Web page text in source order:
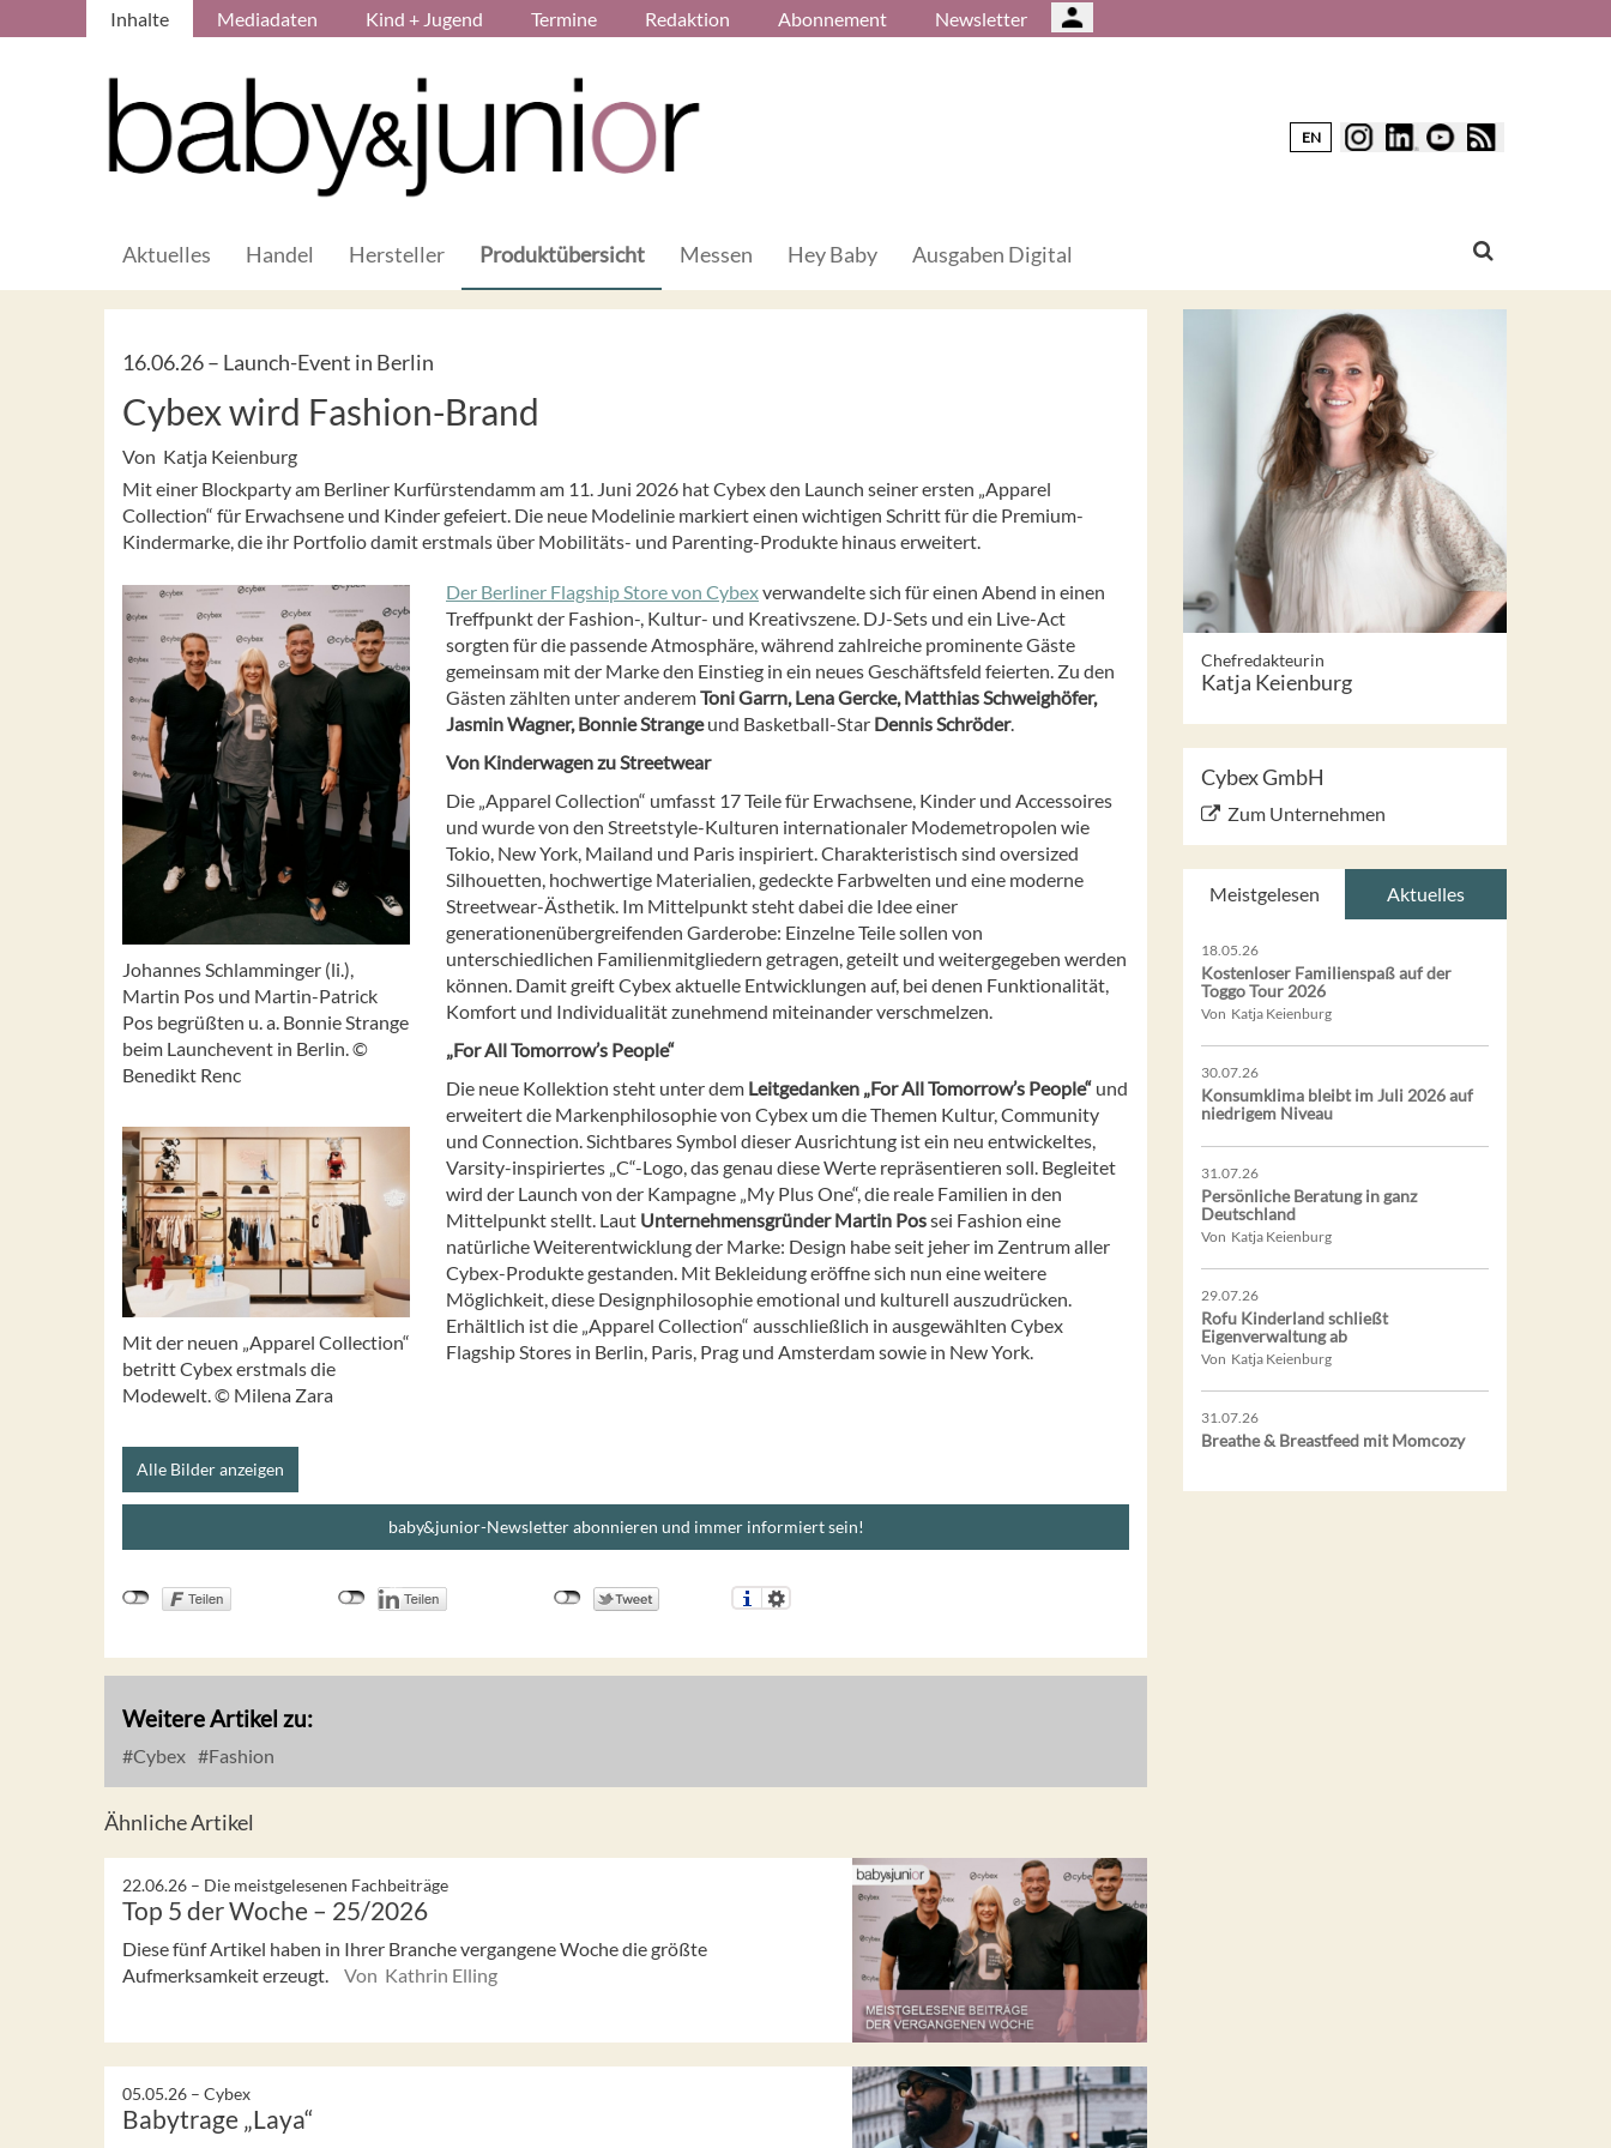
Inhalte Mediadaten Kind + Jugend Termine Redaktion Abonnement Newsletter
EN
Aktuelles Handel Hersteller Produktübersicht Messen Hey Baby Ausgaben Digital
16.06.26 – Launch-Event in Berlin
Cybex wird Fashion-Brand
Von Katja Keienburg
Mit einer Blockparty am Berliner Kurfürstendamm am 11. Juni 2026 hat Cybex den Launch seiner ersten „Apparel
Collection“ für Erwachsene und Kinder gefeiert. Die neue Modelinie markiert einen wichtigen Schritt für die Premium-
Kindermarke, die ihr Portfolio damit erstmals über Mobilitäts- und Parenting-Produkte hinaus erweitert.
Johannes Schlamminger (li.),
Martin Pos und Martin-Patrick
Pos begrüßten u. a. Bonnie Strange
beim Launchevent in Berlin. ©
Benedikt Renc
Mit der neuen „Apparel Collection“
betritt Cybex erstmals die
Modewelt. © Milena Zara
Alle Bilder anzeigen
Der Berliner Flagship Store von Cybexverwandelte sich für einen Abend in einen
Treffpunkt der Fashion-, Kultur- und Kreativszene. DJ-Sets und ein Live-Act
sorgten für die passende Atmosphäre, während zahlreiche prominente Gäste
gemeinsam mit der Marke den Einstieg in ein neues Geschäftsfeld feierten. Zu den
Gästen zählten unter anderemToni Garrn, Lena Gercke, Matthias Schweighöfer,
Jasmin Wagner, Bonnie Strangeund Basketball-Star Dennis Schröder.
Von Kinderwagen zu Streetwear
Die „Apparel Collection“ umfasst 17 Teile für Erwachsene, Kinder und Accessoires
und wurde von den Streetstyle-Kulturen internationaler Modemetropolen wie
Tokio, New York, Mailand und Paris inspiriert. Charakteristisch sind oversized
Silhouetten, hochwertige Materialien, gedeckte Farbwelten und eine moderne
Streetwear-Ästhetik. Im Mittelpunkt steht dabei die Idee einer
generationenübergreifenden Garderobe: Einzelne Teile sollen von
unterschiedlichen Familienmitgliedern getragen, geteilt und weitergegeben werden
können. Damit greift Cybex aktuelle Entwicklungen auf, bei denen Funktionalität,
Komfort und Individualität zunehmend miteinander verschmelzen.
„For All Tomorrow’s People“
Die neue Kollektion steht unter dem Leitgedanken „For All Tomorrow’s People“ und
erweitert die Markenphilosophie von Cybex um die Themen Kultur, Community
und Connection. Sichtbares Symbol dieser Ausrichtung ist ein neu entwickeltes,
Varsity-inspiriertes „C“-Logo, das genau diese Werte repräsentieren soll. Begleitet
wird der Launch von der Kampagne „My Plus One“, die reale Familien in den
Mittelpunkt stellt. Laut Unternehmensgründer Martin Possei Fashion eine
natürliche Weiterentwicklung der Marke: Design habe seit jeher im Zentrum aller
Cybex-Produkte gestanden. Mit Bekleidung eröffne sich nun eine weitere
Möglichkeit, diese Designphilosophie emotional und kulturell auszudrücken.
Erhältlich ist die „Apparel Collection“ ausschließlich in ausgewählten Cybex
Flagship Stores in Berlin, Paris, Prag und Amsterdam sowie in New York.
baby&junior-Newsletter abonnieren und immer informiert sein!
Weitere Artikel zu:
Cybex Fashion
Ähnliche Artikel
22.06.26 – Die meistgelesenen Fachbeiträge
Top 5 der Woche – 25/2026
Diese fünf Artikel haben in Ihrer Branche vergangene Woche die größte
Aufmerksamkeit erzeugt.
Von Kathrin Elling
05.05.26 – Cybex
Babytrage „Laya“
Chefredakteurin
Katja Keienburg
Cybex GmbH
Zum Unternehmen
Meistgelesen Aktuelles
18.05.26
Kostenloser Familienspaß auf der
Toggo Tour 2026
Von Katja Keienburg
30.07.26
Konsumklima bleibt im Juli 2026 auf
niedrigem Niveau
31.07.26
Persönliche Beratung in ganz
Deutschland
Von Katja Keienburg
29.07.26
Rofu Kinderland schließt
Eigenverwaltung ab
Von Katja Keienburg
31.07.26
Breathe & Breastfeed mit Momcozy